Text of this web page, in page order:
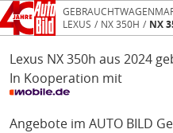
LEXUS
NX 350H NX
Lexus NX 350h aus 2024
In Kooperation mit
Angebote im AUTO BILD